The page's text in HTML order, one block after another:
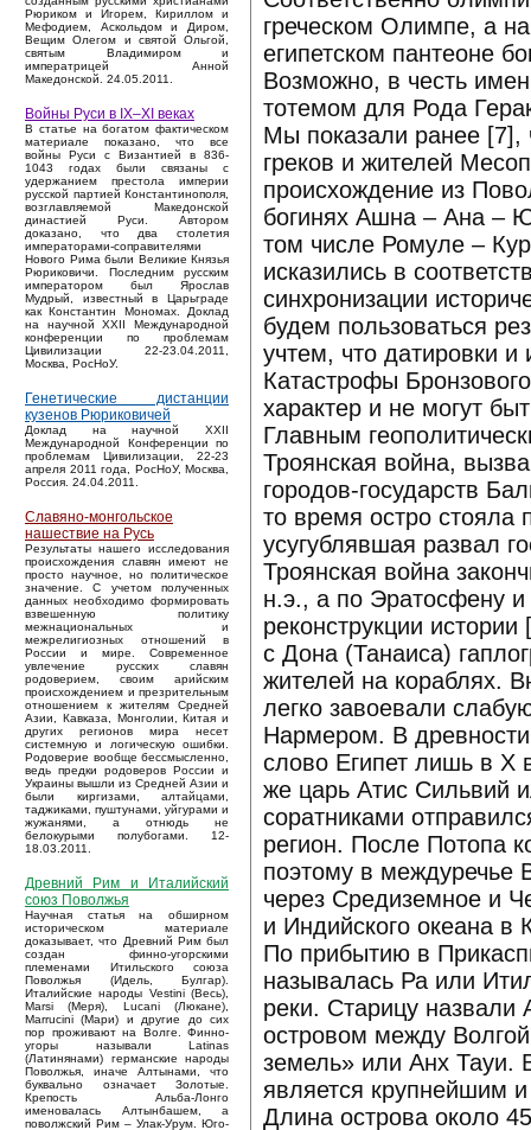
Рюриком и Игорем, Кириллом и
Мефодием, Аскольдом и Диром,
Вещим Олегом и святой Ольгой,
святым Владимиром и
императрицей Анной
Македонской. 24.05.2011.
Войны Руси в IX–XI веках
В статье на богатом фактическом
материале показано, что все
войны Руси с Византией в 836-
1043 годах были связаны с
удержанием престола империи
русской партией Константинополя,
возглавляемой Македонской
династией Руси. Автором
доказано, что два столетия
императорами-соправителями
Нового Рима были Великие Князья
Рюриковичи. Последним русским
императором был Ярослав
Мудрый, известный в Царьграде
как Константин Мономах. Доклад
на научной XXII Международной
конференции по проблемам
Цивилизации 22-23.04.2011,
Москва, РосНоУ.
Генетические дистанции
кузенов Рюриковичей
Доклад на научной XXII
Международной Конференции по
проблемам Цивилизации, 22-23
апреля 2011 года, РосНоУ, Москва,
Россия. 24.04.2011.
Славяно-монгольское
нашествие на Русь
Результаты нашего исследования
происхождения славян имеют не
просто научное, но политическое
значение. С учетом полученных
данных необходимо формировать
взвешенную политику
межнациональных и
межрелигиозных отношений в
России и мире. Современное
увлечение русских славян
родоверием, своим арийским
происхождением и презрительным
отношением к жителям Средней
Азии, Кавказа, Монголии, Китая и
других регионов мира несет
системную и логическую ошибки.
Родоверие вообще бессмысленно,
ведь предки родоверов России и
Украины вышли из Средней Азии и
были киргизами, алтайцами,
таджиками, пуштунами, уйгурами и
жужанями, а отнюдь не
белокурыми полубогами. 12-
18.03.2011.
Древний Рим и Италийский
союз Поволжья
Научная статья на обширном
историческом материале
доказывает, что Древний Рим был
создан финно-угорскими
племенами Итильского союза
Поволжья (Идель, Булгар).
Италийские народы Vestini (Весь),
Marsi (Меря), Lucani (Люкане),
Marrucini (Мари) и другие до сих
пор проживают на Волге. Финно-
угоры называли Latinas
(Латинянами) германские народы
Поволжья, иначе Алтынами, что
буквально означает Золотые.
Крепость Альба-Лонго
именовалась Алтынбашем, а
поволжский Рим – Улак-Урум. Юго-
греческом Олимпе, а
египетском пантеоне
Возможно, в честь
тотемом для Рода
Мы показали ранее [7],
греков и жителей
происхождение из
богинях Ашна – Ана –
том числе Ромуле –
исказились в
синхронизации
будем пользоваться
учтем, что датировки
Катастрофы
характер и не могут
Главным
Троянская война,
городов-государств
то время остро
усугублявшая развал
Троянская война
н.э., а по Эратосфену и
реконструкции
с Дона (Танаиса)
жителей на кораблях.
легко завоевали
Нармером. В древности
слово Египет лишь в X
же царь Атис Сильвий
соратниками
регион. После Потопа
поэтому в междуречье
через Средиземное и
и Индийского океана в
По прибытию в
называлась Ра или
реки. Старицу назвали
островом между
земель» или Анх Тауи.
является крупнейшим
Длина острова около